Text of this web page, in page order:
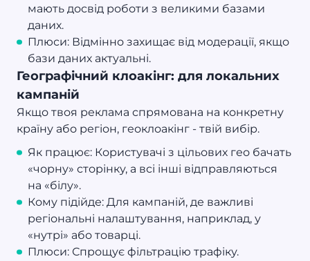
мають досвід роботи з великими базами
даних.
Плюси: Відмінно захищає від модерації, якщо
бази даних актуальні.
Географічний клоакінг: для локальних
кампаній
Якщо твоя реклама спрямована на конкретну
країну або регіон, геоклоакінг - твій вибір.
Як працює: Користувачі з цільових гео бачать
«чорну» сторінку, а всі інші відправляються
на «білу».
Кому підійде: Для кампаній, де важливі
регіональні налаштування, наприклад, у
«нутрі» або товарці.
Плюси: Спрощує фільтрацію трафіку.